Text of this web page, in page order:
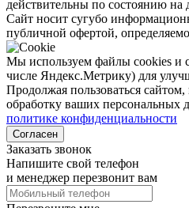
действительны по состоянию на
Сайт носит сугубо
публичной офертой,
Мы используем файлы cookies и
числе Яндекс.Метрику) для
Продолжая пользоваться сайтом,
обработку ваших персональных
политике конфиденциальности
Согласен
Заказать звонок
Напишите свой телефон
и менеджер перезвонит вам